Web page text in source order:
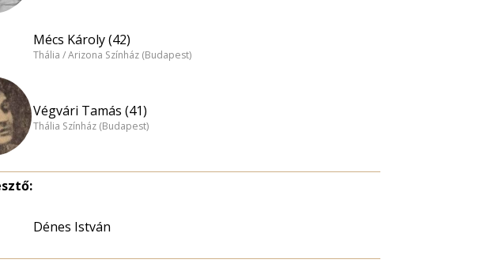
Mécs Károly (42)
Thália / Arizona Színház (Budapest)
Végvári Tamás (41)
Thália Színház (Budapest)
Dénes István